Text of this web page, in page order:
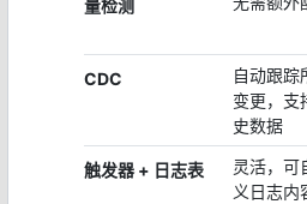
量检测
CDC
自动跟踪
变更，支
史数据
触发器 + 日志表
灵活，可
义日志内